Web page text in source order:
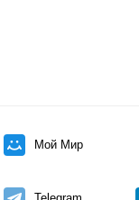
Мой Мир